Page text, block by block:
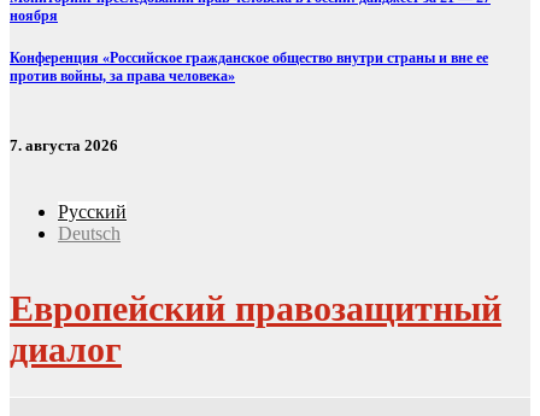
ноября
Конференция «Российское гражданское общество внутри страны и вне ее
против войны, за права человека»
7. августа 2026
Русский
Deutsch
Европейский правозащитный
диалог